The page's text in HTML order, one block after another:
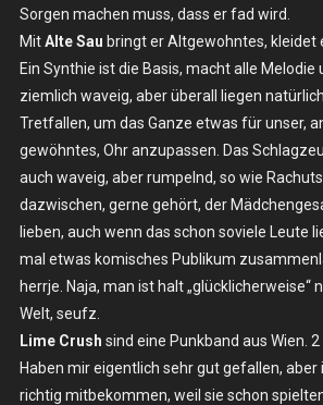
Sorgen machen muss, dass er fad wird.
MitAlte Sau bringt er Altgewohntes, kleidet
Ein Synthie ist die Basis, macht alle Melodie
ziemlich waveig, aber überall liegen
Tretfallen, um das Ganze etwas für unser,
gewöhntes, Ohr anzupassen. Das
auch waveig, aber rumpelnd, so wie
dazwischen, gerne gehört, der
lieben, auch wenn das schon soviele Leute
mal etwas komisches Publikum
herrje. Naja, man ist halt „glücklicherweise“
Welt, seufz.
Lime Crush sind eine Punkband aus Wien.
Haben mir eigentlich sehr gut gefallen, aber
richtig mitbekommen, weil sie schon